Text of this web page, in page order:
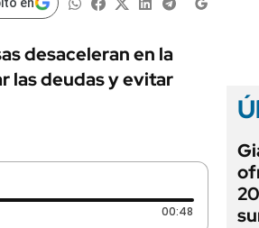
AUTOS
desaceleran en la
las deudas y evitar
00:48 Duración: